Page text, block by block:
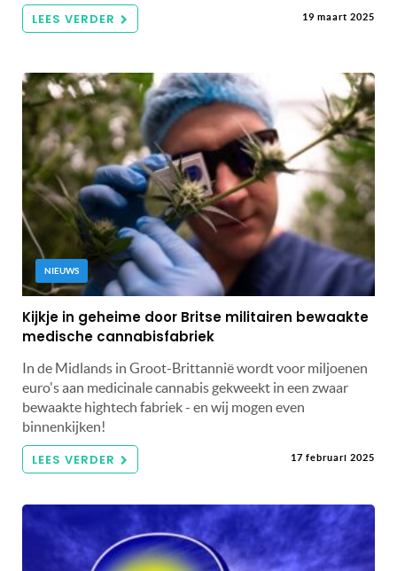
LEES VERDER 19 maart 2025
NIEUWS
Kijkje in geheime door Britse militairen bewaakte
medische cannabisfabriek
In de Midlands in Groot-Brittannië wordt voor miljoenen
euro's aan medicinale cannabis gekweekt in een zwaar
bewaakte hightech fabriek - en wij mogen even
binnenkijken!
LEES VERDER 17 februari 2025